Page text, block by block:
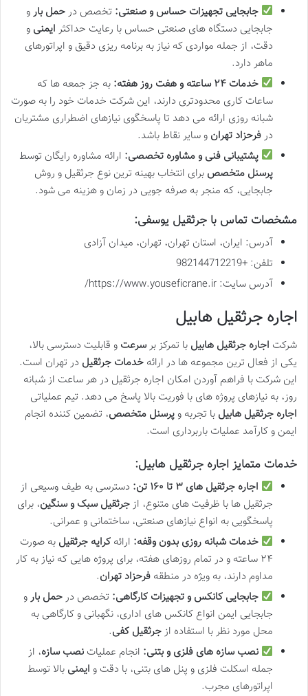
جابجایی تجهیزات حساس و صنعتی: تخصص درحمل بارو
جابجایی دستگاه های صنعتی حساس با رعایت حداکثر ایمنی و
دقت، از جمله مواردی که نیاز به برنامه ریزی دقیق و اپراتورهای
ماهر دارد.
خدمات ۲۴ ساعته و هفت روز هفته:
به جز جمعه ها که
ساعات کاری محدودتری دارند، این شرکت خدمات خود را به صورت
شبانه روزی ارائه می دهد تا پاسخگوی نیازهای اضطراری مشتریان
درفرحزاد تهران و سایر نقاط باشد.
پشتیبانی فنی و مشاوره تخصصی: ارائه مشاوره رایگان توسط
پرسنل متخصص برای انتخاب بهینه ترین نوع جرثقیل و روش
جابجایی، که منجر به صرفه جویی در زمان و هزینه می شود.
مشخصات تماس با جرثقیل یوسفی:
آدرس: ایران، استان تهران، تهران، میدان آزادی
تلفن: +982144712219
آدرس سایت: https://www.youseficrane.ir/
اجاره جرثقیل هابیل
شرکت اجاره جرثقیل هابیل با تمرکز برسرعت و قابلیت دسترسی بالا،
یکی از فعال ترین مجموعه ها در ارائه خدمات جرثقیل در تهران است.
این شرکت با فراهم آوردن امکان اجاره جرثقیل در هر ساعت از شبانه
روز، به نیازهای پروژه های با فوریت بالا پاسخ می دهد. تیم عملیاتی
اجاره جرثقیل هابیل با تجربه و پرسنل متخصص، تضمین کننده انجام
ایمن و کارآمد عملیات باربرداری است.
خدمات متمایز اجاره جرثقیل هابیل:
اجاره جرثقیل های ۳ تا ۱۶۰ تن:
دسترسی به طیف وسیعی از
جرثقیل ها با ظرفیت های متنوع، ازجرثقیل سبک و سنگین، برای
پاسخگویی به انواع نیازهای صنعتی، ساختمانی و عمرانی.
خدمات شبانه روزی بدون وقفه: ارائهکرایه جرثقیل به صورت
۲۴ ساعته و در تمام روزهای هفته، برای پروژه هایی که نیاز به کار
مداوم دارند، به ویژه در منطقه فرحزاد تهران.
جابجایی کانکس و تجهیزات کارگاهی: تخصص درحمل بارو
جابجایی ایمن انواع کانکس های اداری، نگهبانی و کارگاهی به
محل مورد نظر با استفاده ازجرثقیل کفی.
نصب سازه های فلزی و بتنی: انجام عملیاتنصب سازه، از
جمله اسکلت فلزی و پنل های بتنی، با دقت و ایمنی بالا توسط
اپراتورهای مجرب.